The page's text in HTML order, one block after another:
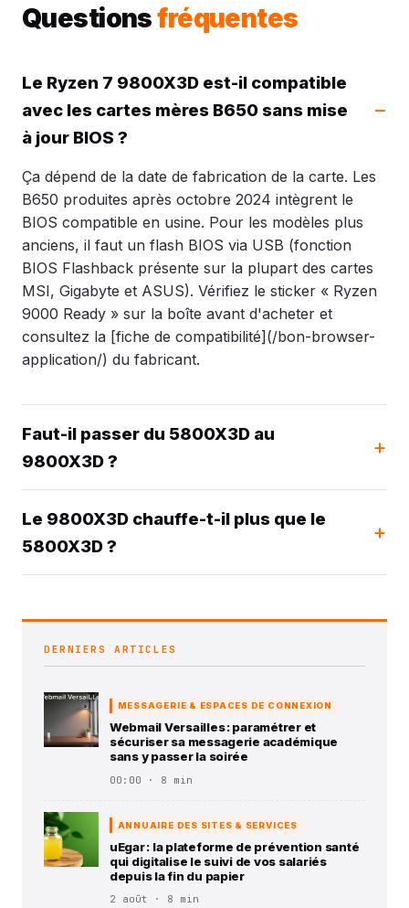
Questionsfréquentes
Le Ryzen 7 9800X3D est-il compatible
avec les cartes mères B650 sans mise
à jour BIOS ?
Ça dépend de la date de fabrication de la carte. Les
B650 produites après octobre 2024 intègrent le
BIOS compatible en usine. Pour les modèles plus
anciens, il faut un flash BIOS via USB (fonction
BIOS Flashback présente sur la plupart des cartes
MSI, Gigabyte et ASUS). Vérifiez le sticker « Ryzen
9000 Ready » sur la boîte avant d'acheter et
consultez la [fiche de compatibilité](/bon-browser-
application/) du fabricant.
Faut-il passer du 5800X3D au
9800X3D ?
Le 9800X3D chauffe-t-il plus que le
5800X3D ?
DERNIERS ARTICLES
MESSAGERIE & ESPACES DE CONNEXION
Webmail Versailles : paramétrer et
sécuriser sa messagerie académique
sans y passer la soirée
00:00 · 8 min
ANNUAIRE DES SITES & SERVICES
uEgar : la plateforme de prévention santé
qui digitalise le suivi de vos salariés
depuis la fin du papier
2 août · 8 min